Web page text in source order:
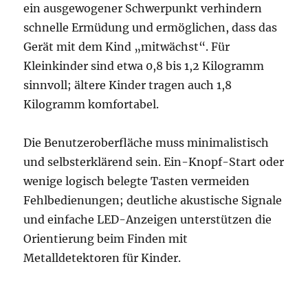
ein ausgewogener Schwerpunkt verhindern
schnelle Ermüdung und ermöglichen, dass das
Gerät mit dem Kind „mitwächst“. Für
Kleinkinder sind etwa 0,8 bis 1,2 Kilogramm
sinnvoll; ältere Kinder tragen auch 1,8
Kilogramm komfortabel.
Die Benutzeroberfläche muss minimalistisch
und selbsterklärend sein. Ein-Knopf-Start oder
wenige logisch belegte Tasten vermeiden
Fehlbedienungen; deutliche akustische Signale
und einfache LED-Anzeigen unterstützen die
Orientierung beim Finden mit
Metalldetektoren für Kinder.